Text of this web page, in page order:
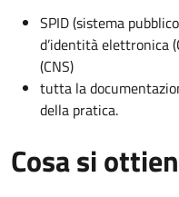
SPID (sistema
d’identità elettronica
(CNS)
tutta la
della pratica.
Cosa si